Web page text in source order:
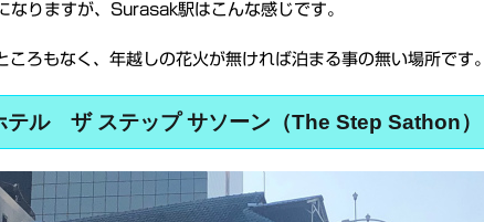
りますが、Surasak駅はこんな感じです。
ころもなく、年越しの花火が無ければ泊まる事の無い場所です。
テル ザ ステップ サソーン（The Step Sathon）